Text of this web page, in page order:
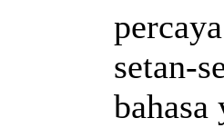
setan-